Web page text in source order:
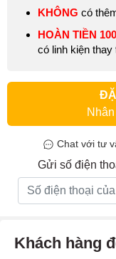
KHÔNG có
HOÀN TIỀN
có linh kiện thay
Chat với tư
Gửi số điện
Khách hàng